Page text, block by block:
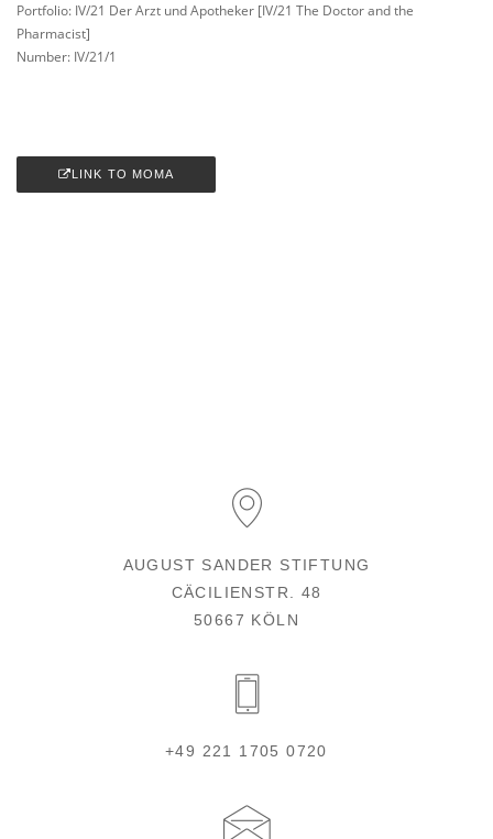
Portfolio: IV/21 Der Arzt und Apotheker [IV/21 The Doctor and the
Pharmacist]
Number: IV/21/1
LINK TO MOMA
AUGUST SANDER STIFTUNG
CÄCILIENSTR. 48
50667 KÖLN
+49 221 1705 0720